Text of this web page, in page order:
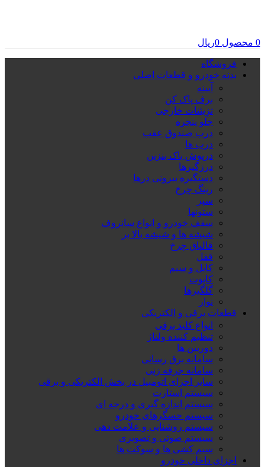
0 محصول 0ریال
فروشگاه
بدنه خودرو و قطعات اصلی
آیینه
برف پاک کن
تزِیئنات خارجی
جلو پنجره
درب صندوق عقب
درب ها
درپوش باک بنزین
درزگیرها
دستگیره بیرونی درها
رینگ چرخ
سپر
ستونها
سقف خودرو و انواع سانروف
شیشه ها و شیشه بالا بر
قالپاق چرخ
قفل
کابل و سیم
کاپوت
گلگیرها
نوار
قطعات برقی و الکتریکی
انواع کلید برقی
تنظیم کننده ولتاژ
دوربین ها
سامانه برق رسانی
سامانه جرقه زنی
سایر اجزای اتومبیل در بخش الکتریکی و برقی
سیستم استارت
سیستم اندازه گیری و درجه ای
سیستم حسگرهای خودرو
سیستم روشنایی و علامت دهی
سیستم صوتی و تصویری
سیم کشی ها و سوکت ها
اجزای داخلی خودرو